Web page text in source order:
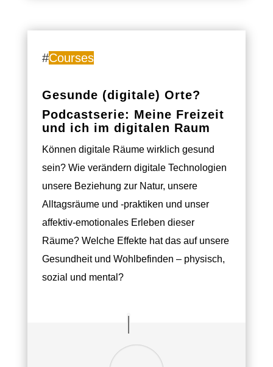
#Courses
Gesunde (digitale) Orte?
Podcastserie: Meine Freizeit
und ich im digitalen Raum
Können digitale Räume wirklich gesund
sein? Wie verändern digitale Technologien
unsere Beziehung zur Natur, unsere
Alltagsräume und -praktiken und unser
affektiv-emotionales Erleben dieser
Räume? Welche Effekte hat das auf unsere
Gesundheit und Wohlbefinden – physisch,
sozial und mental?